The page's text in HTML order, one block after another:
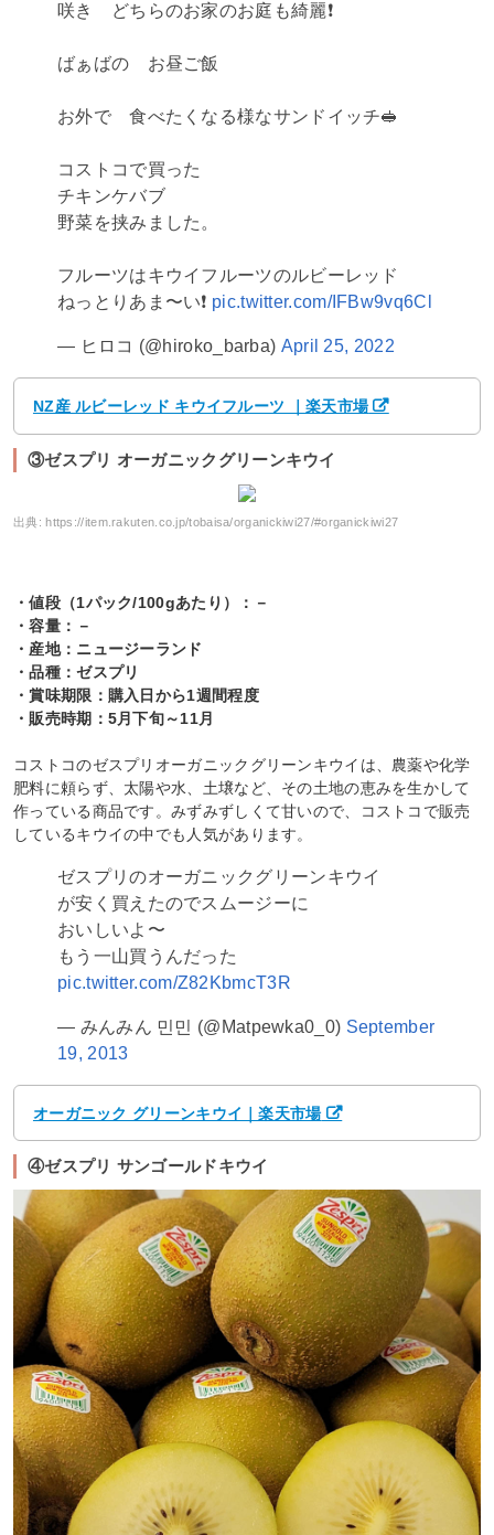
咲き どちらのお家のお庭も綺麗❗️
ばぁばの お昼ご飯
お外で 食べたくなる様なサンドイッチ🥪
コストコで買った
チキンケバブ
野菜を挟みました。
フルーツはキウイフルーツのルビーレッド
ねっとりあま〜い❗️ pic.twitter.com/IFBw9vq6Cl
— ヒロコ (@hiroko_barba) April 25, 2022
NZ産 ルビーレッド キウイフルーツ ｜楽天市場
③ゼスプリ オーガニックグリーンキウイ
出典:https://item.rakuten.co.jp/tobaisa/organickiwi27/#organickiwi27
・値段（1パック/100gあたり）：－
・容量：－
・産地：ニュージーランド
・品種：ゼスプリ
・賞味期限：購入日から1週間程度
・販売時期：5月下旬～11月
コストコのゼスプリオーガニックグリーンキウイは、農薬や化学
肥料に頼らず、太陽や水、土壌など、その土地の恵みを生かして
作っている商品です。みずみずしくて甘いので、コストコで販売
しているキウイの中でも人気があります。
ゼスプリのオーガニックグリーンキウイ
が安く買えたのでスムージーに
おいしいよ〜
もう一山買うんだった
pic.twitter.com/Z82KbmcT3R
— みんみん 민민 (@Matpewka0_0) September
19, 2013
オーガニック グリーンキウイ｜楽天市場
④ゼスプリ サンゴールドキウイ